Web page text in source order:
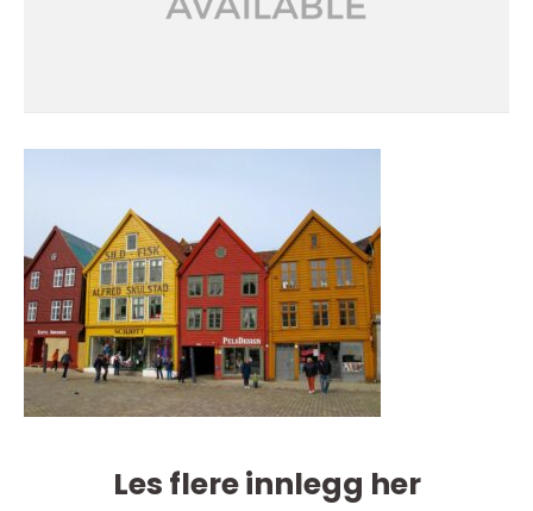
Les flere innlegg her